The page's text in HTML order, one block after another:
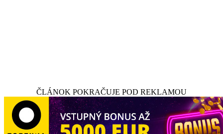
ČLÁNOK POKRAČUJE POD REKLAMOU